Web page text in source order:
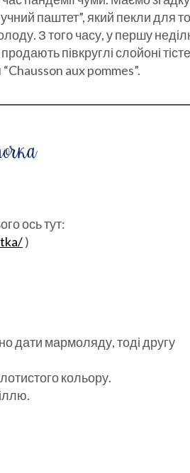
паштет”, який пекли для
З того часу, у першу
півкруглі слойоні
aux pommes”.
ось тут:
)
дати мармоляду, тоді другу
кольору.